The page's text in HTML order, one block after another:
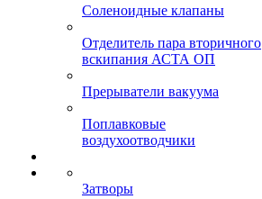
Соленоидные клапаны
Отделитель пара вторичного
вскипания АСТА ОП
Прерыватели вакуума
Поплавковые
воздухоотводчики
Затворы